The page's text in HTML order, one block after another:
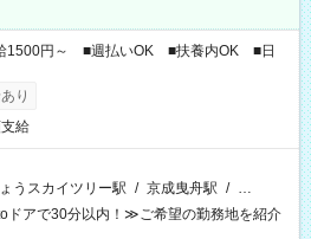
1500円～ ■週払いOK ■扶養内OK ■日
り
給
うスカイツリー駅 / 京成曳舟駅 / …
ドアで30分以内！≫ご希望の勤務地を紹介